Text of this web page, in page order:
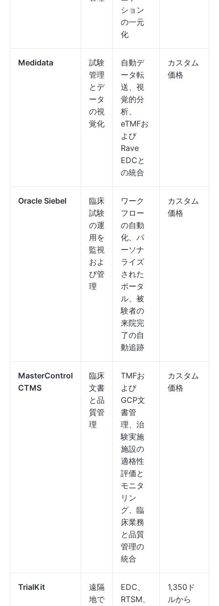
ション
の一元
化
Medidata
試験
管理
とデ
ータ
の視
覚化
自動デ
ータ転
送、視
覚的分
析、
eTMFお
よび
Rave
EDCと
の統合
カスタム
価格
Oracle Siebel
臨床
試験
の運
用を
監視
およ
び管
理
ワーク
フロー
の自動
化、パ
ーソナ
ライズ
された
ポータ
ル、被
験者の
来院完
了の自
動追跡
カスタム
価格
MasterControl
CTMS
臨床
文書
と品
質管
理
TMFお
よび
GCP文
書管
理、治
験実施
施設の
適格性
評価と
モニタ
リン
グ、臨
床業務
と品質
管理の
統合
カスタム
価格
TrialKit
遠隔
地で
EDC、
RTSM、
1,350ド
ルから